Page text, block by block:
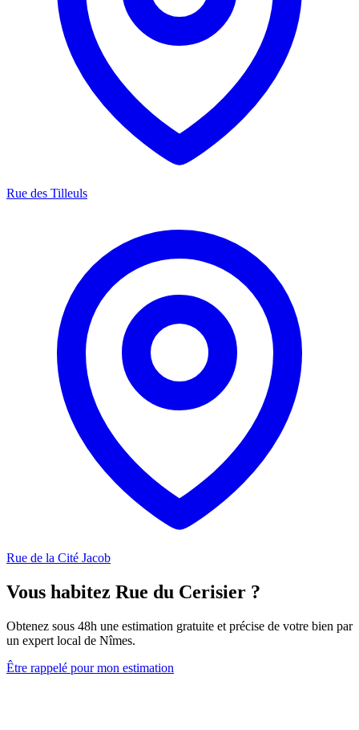
Rue des Tilleuls
Rue de la Cité Jacob
Vous habitez Rue du Cerisier ?
Obtenez sous 48h une estimation gratuite et précise de votre bien par
un expert local de Nîmes.
Être rappelé pour mon estimation